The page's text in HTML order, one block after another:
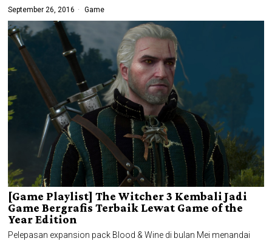
September 26, 2016 Game
[Game Playlist] The Witcher 3 Kembali Jadi
Game Bergrafis Terbaik Lewat Game of the
Year Edition
Pelepasan expansion pack Blood & Wine di bulan Mei menandai